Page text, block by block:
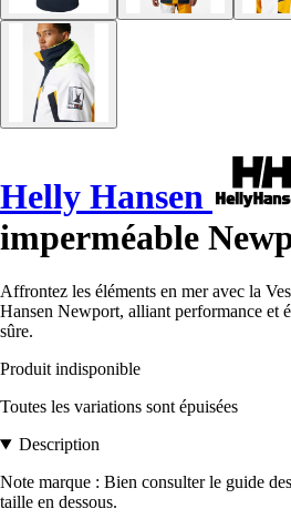
Helly Hansen
imperméable
Affrontez les éléments en mer avec la
Hansen Newport, alliant performance et
sûre.
Produit indisponible
Toutes les variations sont épuisées
Description
Note marque : Bien consulter le guide
taille en dessous.